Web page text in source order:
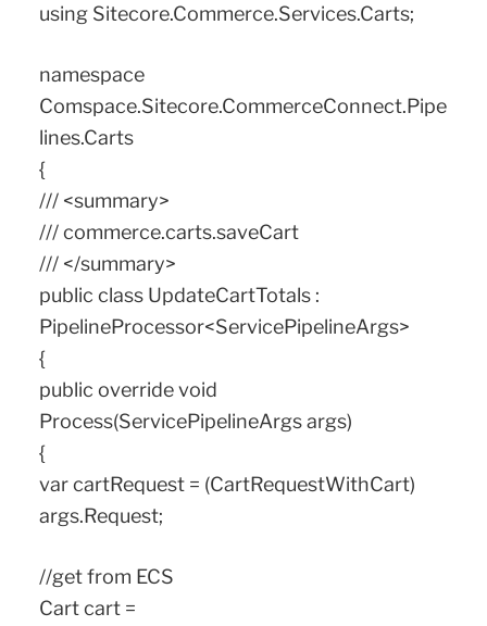
using Sitecore.Commerce.Services.Carts;
namespace
Comspace.Sitecore.CommerceConnect.Pipe
lines.Carts
{
/// <summary>
/// commerce.carts.saveCart
/// </summary>
public class UpdateCartTotals :
PipelineProcessor<ServicePipelineArgs>
{
public override void
Process(ServicePipelineArgs args)
{
var cartRequest = (CartRequestWithCart)
args.Request;
//get from ECS
Cart cart =